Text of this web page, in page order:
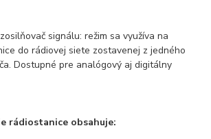
signálu: režim sa využíva na
do rádiovej siete zostavenej z jedného
Dostupné pre analógový aj digitálny
rádiostanice obsahuje: